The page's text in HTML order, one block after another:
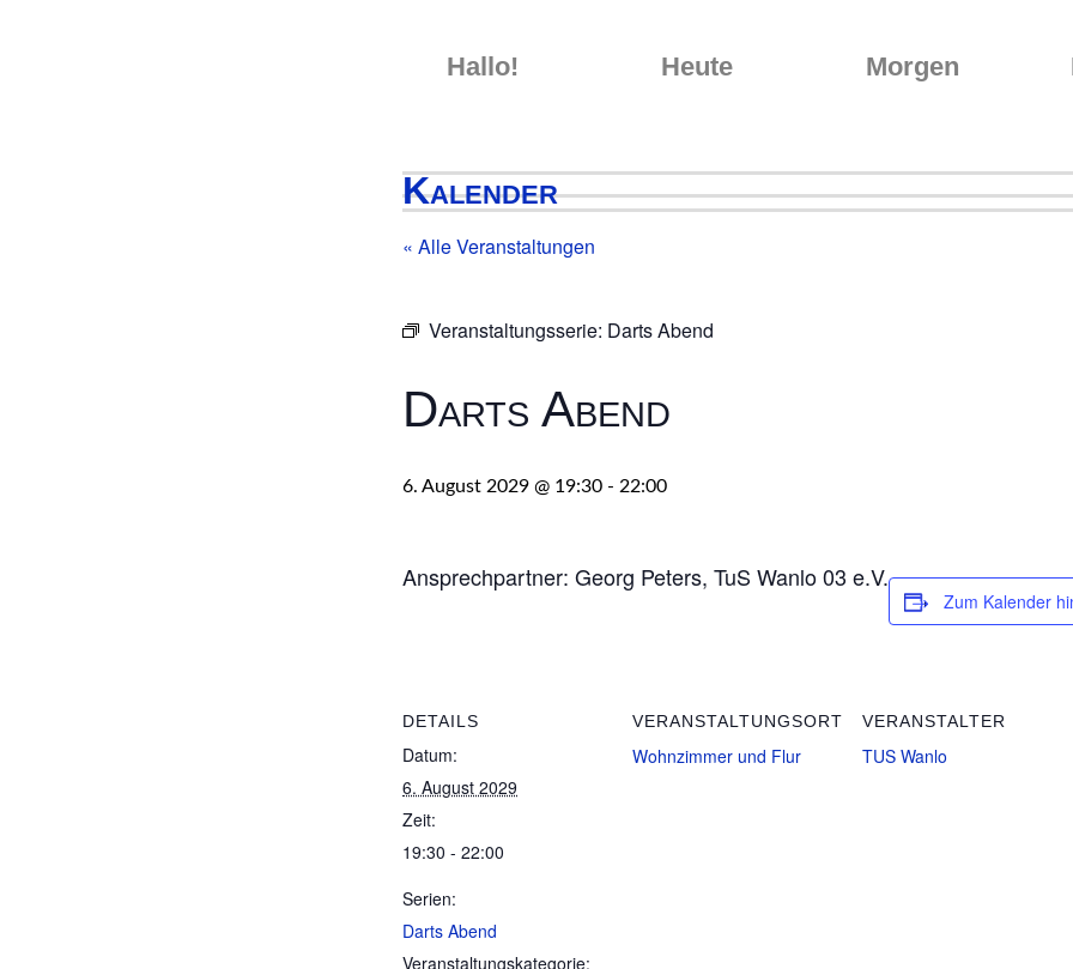
contentHallo! Heute Morgen
Kalender
« Alle Veranstaltungen
Veranstaltungsserie: Darts Abend
Darts Abend
6. August 2029 @ 19:30 - 22:00
Ansprechpartner: Georg Peters, TuS Wanlo 03 e.V.
Zum Kalender
DETAILS
Datum:
6. August 2029
Zeit:
19:30 - 22:00
Serien:
Darts Abend
Veranstaltungskategorie:
VERANSTALTUNGSORT
Wohnzimmer und Flur
VERANSTALTER
TUS Wanlo